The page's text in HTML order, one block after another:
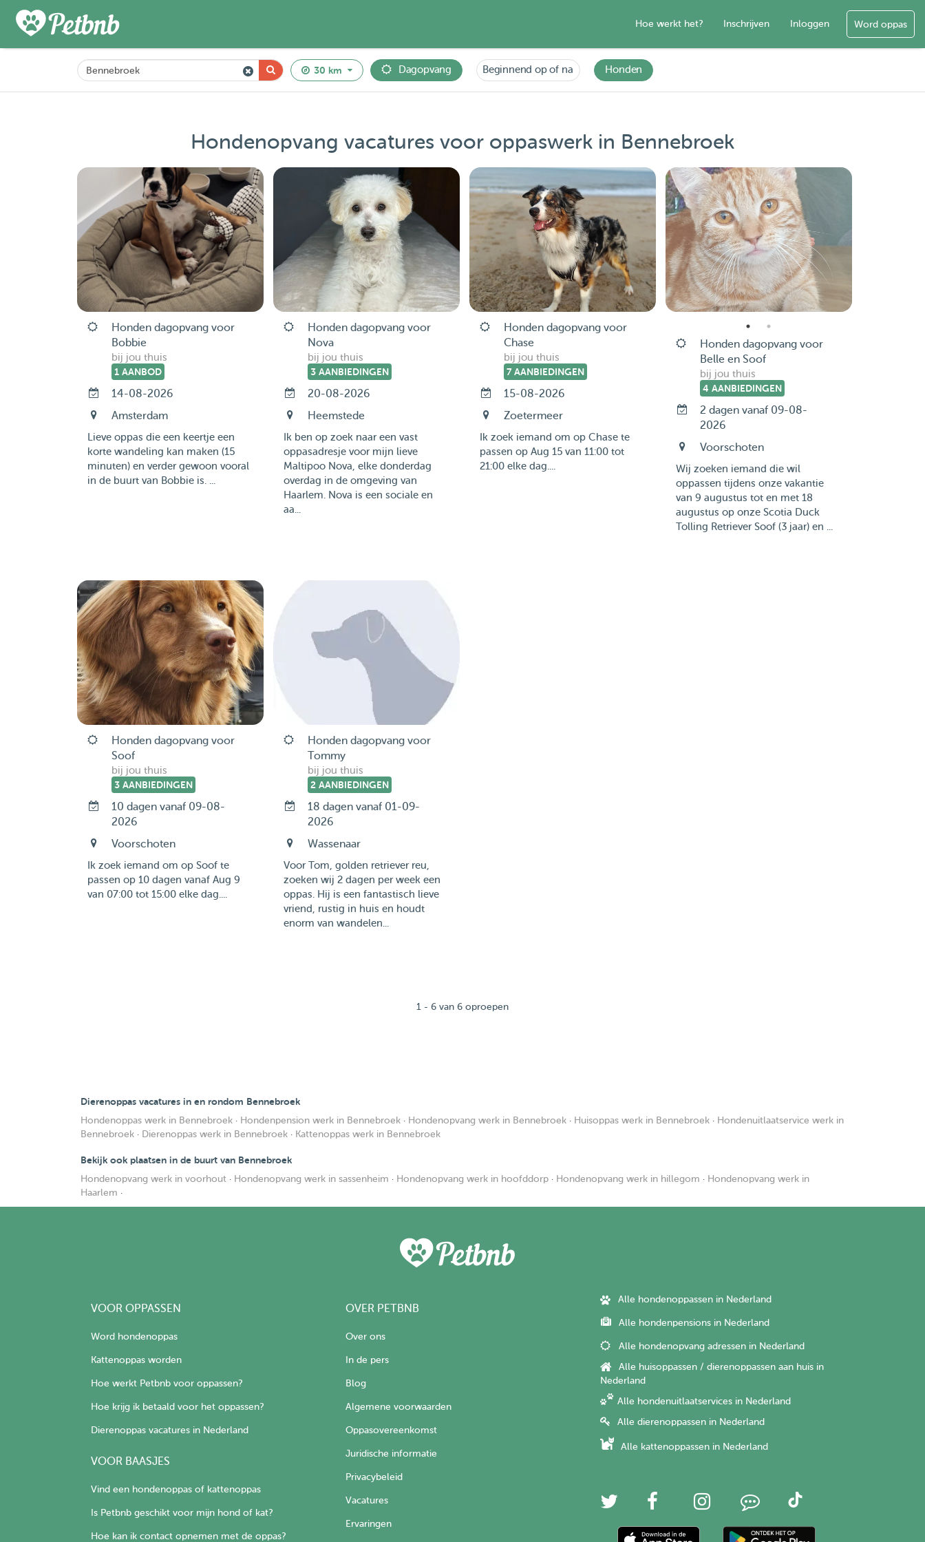
Hoe werkt het? Inschrijven Inloggen Word oppas
30 km Dagopvang Beginnend op of na Honden
Hondenopvang vacatures voor oppaswerk in Bennebroek
Honden dagopvang voor
Bobbie
bij jou thuis
1 AANBOD
14-08-2026
Amsterdam
Lieve oppas die een keertje een
korte wandeling kan maken (15
minuten) en verder gewoon vooral
in de buurt van Bobbie is. ...
Honden dagopvang voor
Nova
bij jou thuis
3 AANBIEDINGEN
20-08-2026
Heemstede
Ik ben op zoek naar een vast
oppasadresje voor mijn lieve
Maltipoo Nova, elke donderdag
overdag in de omgeving van
Haarlem. Nova is een sociale en
aa...
Honden dagopvang voor
Chase
bij jou thuis
7 AANBIEDINGEN
15-08-2026
Zoetermeer
Ik zoek iemand om op Chase te
passen op Aug 15 van 11:00 tot
21:00 elke dag....
Honden dagopvang voor
Belle en Soof
bij jou thuis
4 AANBIEDINGEN
2 dagen vanaf 09-08-
2026
Voorschoten
Wij zoeken iemand die wil
oppassen tijdens onze vakantie
van 9 augustus tot en met 18
augustus op onze Scotia Duck
Tolling Retriever Soof (3 jaar) en ...
Honden dagopvang voor
Soof
bij jou thuis
3 AANBIEDINGEN
10 dagen vanaf 09-08-
2026
Voorschoten
Ik zoek iemand om op Soof te
passen op 10 dagen vanaf Aug 9
van 07:00 tot 15:00 elke dag....
Honden dagopvang voor
Tommy
bij jou thuis
2 AANBIEDINGEN
18 dagen vanaf 01-09-
2026
Wassenaar
Voor Tom, golden retriever reu,
zoeken wij 2 dagen per week een
oppas. Hij is een fantastisch lieve
vriend, rustig in huis en houdt
enorm van wandelen...
1 - 6 van 6 oproepen
Dierenoppas vacatures in en rondom Bennebroek
Hondenoppas werk in Bennebroek · Hondenpension werk in Bennebroek · Hondenopvang werk in Bennebroek · Huisoppas werk in Bennebroek · Hondenuitlaatservice werk in
Bennebroek · Dierenoppas werk in Bennebroek · Kattenoppas werk in Bennebroek
Bekijk ook plaatsen in de buurt van Bennebroek
Hondenopvang werk in voorhout · Hondenopvang werk in sassenheim · Hondenopvang werk in hoofddorp · Hondenopvang werk in hillegom · Hondenopvang werk in
Haarlem ·
VOOR OPPASSEN
Word hondenoppas
Kattenoppas worden
Hoe werkt Petbnb voor oppassen?
Hoe krijg ik betaald voor het oppassen?
Dierenoppas vacatures in Nederland
VOOR BAASJES
Vind een hondenoppas of kattenoppas
Is Petbnb geschikt voor mijn hond of kat?
Hoe kan ik contact opnemen met de oppas?
OVER PETBNB
Over ons
In de pers
Blog
Algemene voorwaarden
Oppasovereenkomst
Juridische informatie
Privacybeleid
Vacatures
Ervaringen
Alle hondenoppassen in Nederland
Alle hondenpensions in Nederland
Alle hondenopvang adressen in Nederland
Alle huisoppassen / dierenoppassen aan huis in
Nederland
Alle hondenuitlaatservices in Nederland
Alle dierenoppassen in Nederland
Alle kattenoppassen in Nederland